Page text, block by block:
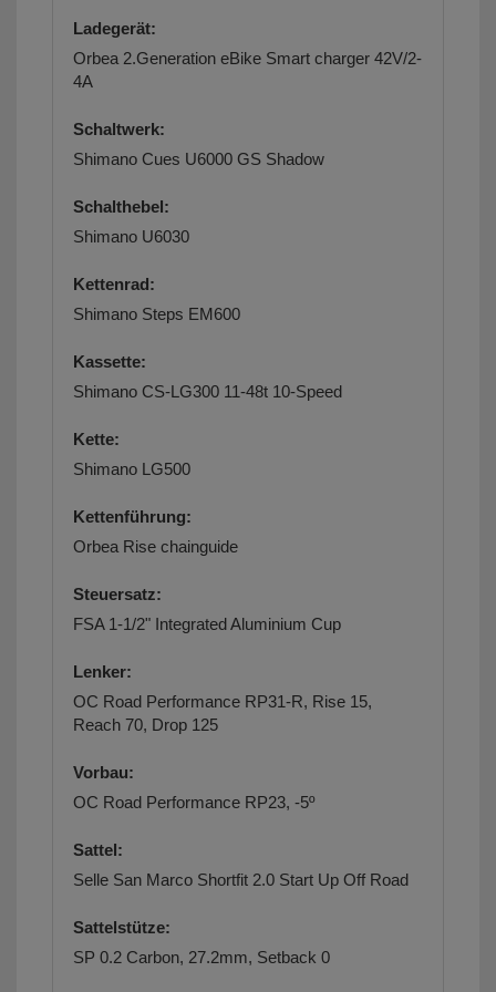
Ladegerät:
Orbea 2.Generation eBike Smart charger 42V/2-
4A
Schaltwerk:
Shimano Cues U6000 GS Shadow
Schalthebel:
Shimano U6030
Kettenrad:
Shimano Steps EM600
Kassette:
Shimano CS-LG300 11-48t 10-Speed
Kette:
Shimano LG500
Kettenführung:
Orbea Rise chainguide
Steuersatz:
FSA 1-1/2" Integrated Aluminium Cup
Lenker:
OC Road Performance RP31-R, Rise 15,
Reach 70, Drop 125
Vorbau:
OC Road Performance RP23, -5º
Sattel:
Selle San Marco Shortfit 2.0 Start Up Off Road
Sattelstütze:
SP 0.2 Carbon, 27.2mm, Setback 0